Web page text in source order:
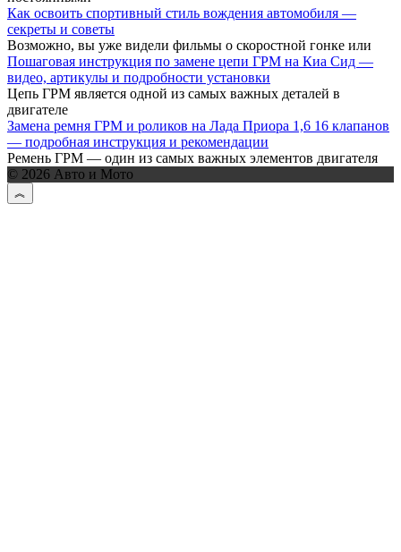
Как освоить спортивный стиль вождения автомобиля —
секреты и советы
Возможно, вы уже видели фильмы о скоростной гонке или
Пошаговая инструкция по замене цепи ГРМ на Киа Сид —
видео, артикулы и подробности установки
Цепь ГРМ является одной из самых важных деталей в
двигателе
Замена ремня ГРМ и роликов на Лада Приора 1,6 16 клапанов
— подробная инструкция и рекомендации
Ремень ГРМ — один из самых важных элементов двигателя
© 2026 Авто и Мото